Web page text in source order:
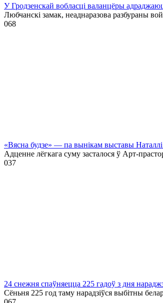
У Гродзенскай вобласці валанцёры
Любчанскі замак, неаднаразова разбураны
068
«Вясна будзе» — па вынікам выставы
Адценне лёгкага суму засталося ў Арт-
037
24 снежня спаўняецца 225 гадоў з дня
Сёньня 225 год таму нарадзіўся выбітны